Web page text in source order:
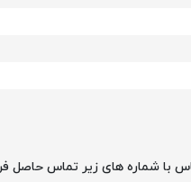
با شماره های زیر تماس حاصل